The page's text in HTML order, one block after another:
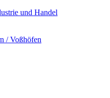
und Handel
/ Voßhöfen